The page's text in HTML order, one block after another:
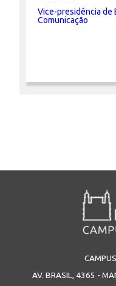
Vice-presidência de
Comunicação
AV. BRASIL, 4365 -